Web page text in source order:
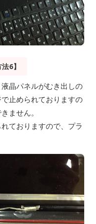
6】
晶パネルがむき出しの
止められておりますの
ません。
ておりますので、プラ